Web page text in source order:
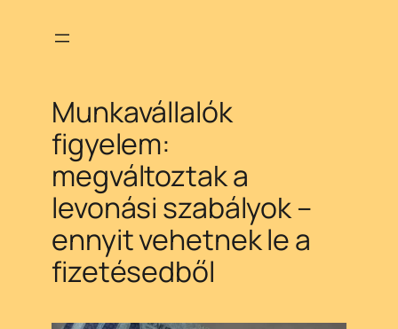
Munkavállalók
figyelem:
megváltoztak a
levonási szabályok –
ennyit vehetnek le a
fizetésedből